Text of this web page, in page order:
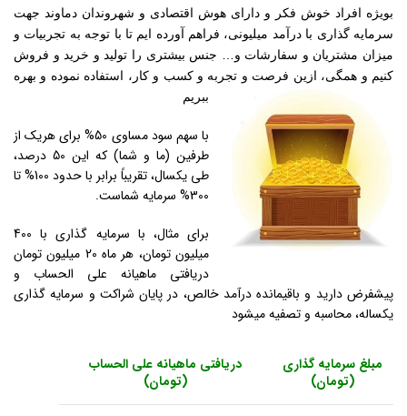
بویژه افراد خوش فکر و دارای هوش اقتصادی و شهروندان دماوند جهت
سرمایه گذاری با درآمد میلیونی، فراهم آورده ایم تا با توجه به تجربیات و
میزان مشتریان و سفارشات و… جنس بیشتری را تولید و خرید و فروش
کنیم و همگی، ازین فرصت و تجربه و کسب و کار، استفاده نموده و بهره
ببریم
با سهم سود مساوی 50% برای هریک از
طرفین (ما و شما) که این 50 درصد،
طی یکسال، تقریباً برابر با حدود 100% تا
300% سرمایه شماست.
برای مثال، با سرمایه گذاری با 400
میلیون تومان، هر ماه 20 میلیون تومان
دریافتی ماهیانه علی الحساب و
پیشفرض دارید و باقیمانده درآمد خالص، در پایان شراکت و سرمایه گذاری
یکساله، محاسبه و تصفیه میشود
مبلغ سرمایه گذاری
(تومان)
دریافتی ماهیانه علی الحساب
(تومان)